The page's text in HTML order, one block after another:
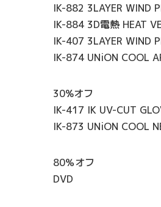
IK-882 3LAYER WIND
IK-884 3D電熱 HEAT
IK-407 3LAYER WIND
IK-874 UNiON COOL
30%オフ
IK-417 IK UV-CUT
IK-873 UNiON COOL
80％オフ
DVD